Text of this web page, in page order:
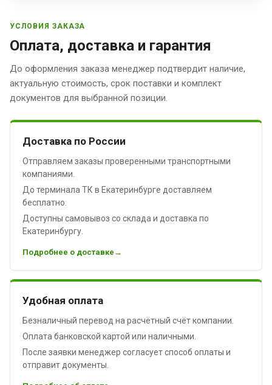
УСЛОВИЯ ЗАКАЗА
Оплата, доставка и гарантия
До оформления заказа менеджер подтвердит наличие,
актуальную стоимость, срок поставки и комплект
документов для выбранной позиции.
Доставка по России
Отправляем заказы проверенными транспортными
компаниями.
До терминала ТК в Екатеринбурге доставляем
бесплатно.
Доступны самовывоз со склада и доставка по
Екатеринбургу.
Подробнее о доставке
Удобная оплата
Безналичный перевод на расчётный счёт компании.
Оплата банковской картой или наличными.
После заявки менеджер согласует способ оплаты и
отправит документы.